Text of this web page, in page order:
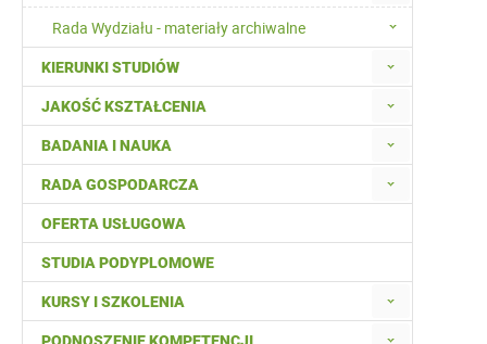
Rada Wydziału - materiały archiwalne
KIERUNKI STUDIÓW
JAKOŚĆ KSZTAŁCENIA
BADANIA I NAUKA
RADA GOSPODARCZA
OFERTA USŁUGOWA
STUDIA PODYPLOMOWE
KURSY I SZKOLENIA